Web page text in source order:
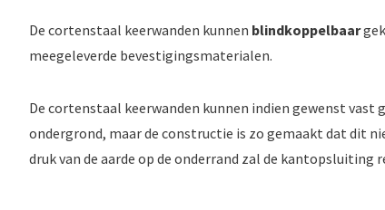
De cortenstaal keerwanden kunnen blindkoppelbaar
meegeleverde bevestigingsmaterialen.
De cortenstaal keerwanden kunnen indien gewenst vast
ondergrond, maar de constructie is zo gemaakt dat dit
druk van de aarde op de onderrand zal de kantopsluiting